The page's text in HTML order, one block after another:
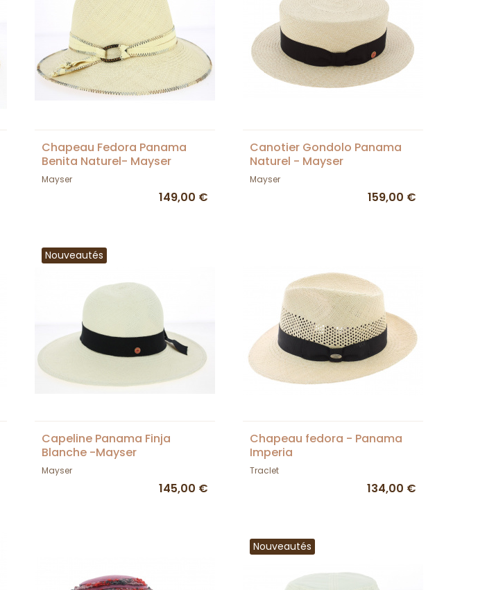
Chapeau Fedora Panama
Benita Naturel- Mayser
Mayser
149,00 €
Canotier Gondolo Panama
Naturel - Mayser
Mayser
159,00 €
Nouveautés
Capeline Panama Finja
Blanche -Mayser
Mayser
145,00 €
Chapeau fedora - Panama
Imperia
Traclet
134,00 €
Nouveautés